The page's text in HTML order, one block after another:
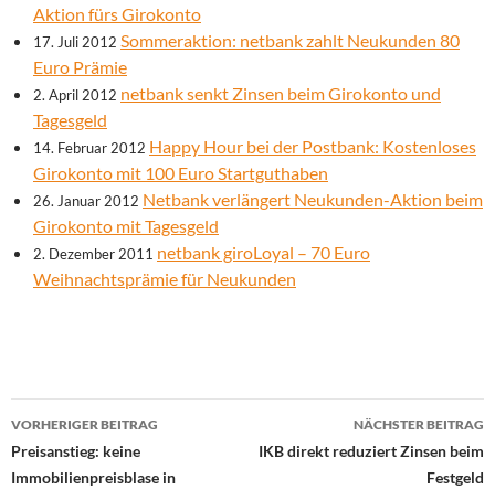
Aktion fürs Girokonto
17. Juli 2012 Sommeraktion: netbank zahlt Neukunden 80
Euro Prämie
2. April 2012 netbank senkt Zinsen beim Girokonto und
Tagesgeld
14. Februar 2012 Happy Hour bei der Postbank: Kostenloses
Girokonto mit 100 Euro Startguthaben
26. Januar 2012 Netbank verlängert Neukunden-Aktion beim
Girokonto mit Tagesgeld
2. Dezember 2011 netbank giroLoyal – 70 Euro
Weihnachtsprämie für Neukunden
Beitrags-
Navigation
VORHERIGER BEITRAG
Preisanstieg: keine
Immobilienpreisblase in
NÄCHSTER BEITRAG
IKB direkt reduziert Zinsen beim
Festgeld